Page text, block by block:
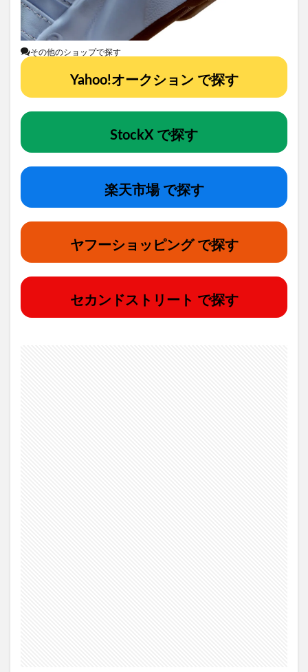
その他のショップで探す
Yahoo!オークション で探す
StockX で探す
楽天市場 で探す
ヤフーショッピング で探す
セカンドストリート で探す